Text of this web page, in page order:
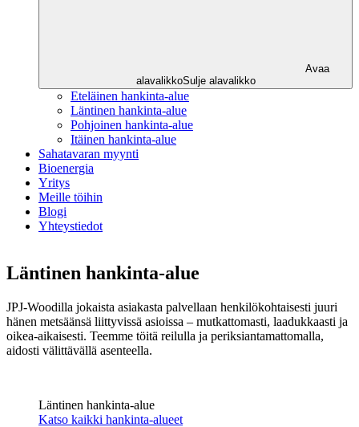
Avaa
alavalikkoSulje alavalikko
Eteläinen hankinta-alue
Läntinen hankinta-alue
Pohjoinen hankinta-alue
Itäinen hankinta-alue
Sahatavaran myynti
Bioenergia
Yritys
Meille töihin
Blogi
Yhteystiedot
Läntinen hankinta-alue
JPJ-Woodilla jokaista asiakasta palvellaan henkilökohtaisesti juuri
hänen metsäänsä liittyvissä asioissa – mutkattomasti, laadukkaasti ja
oikea-aikaisesti. Teemme töitä reilulla ja periksiantamattomalla,
aidosti välittävällä asenteella.
Läntinen hankinta-alue
Katso kaikki hankinta-alueet